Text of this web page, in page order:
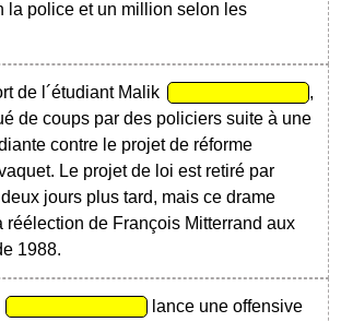
la police et un million selon les
de l´étudiant Malik
,
de coups par des policiers suite à une
contre le projet de réforme
Le projet de loi est retiré par
jours plus tard, mais ce drame
réélection de François Mitterrand aux
1988.
lance une offensive